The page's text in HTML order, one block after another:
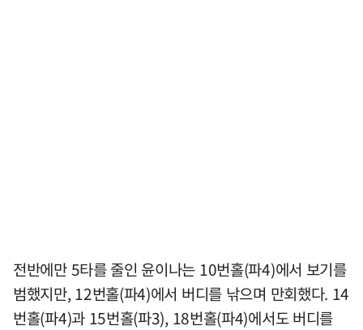
전반에만 5타를 줄인 윤이나는 10번홀(파4)에서 보기를
범했지만, 12번홀(파4)에서 버디를 낚으며 만회했다. 14
번홀(파4)과 15번홀(파3), 18번홀(파4)에서도 버디를